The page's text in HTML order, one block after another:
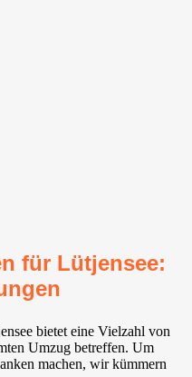
für Lütjensee:
bietet eine Vielzahl von
Umzug betreffen. Um
machen, wir kümmern